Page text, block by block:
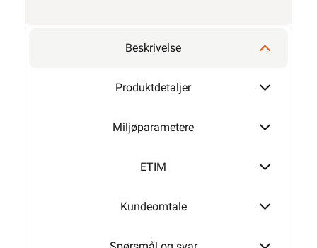
Beskrivelse
Produktdetaljer
Miljøparametere
ETIM
Kundeomtale